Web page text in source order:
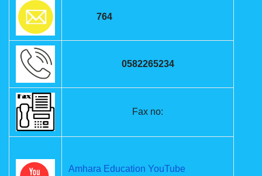
764
0582265234
Fax no:
Amhara Education YouTube